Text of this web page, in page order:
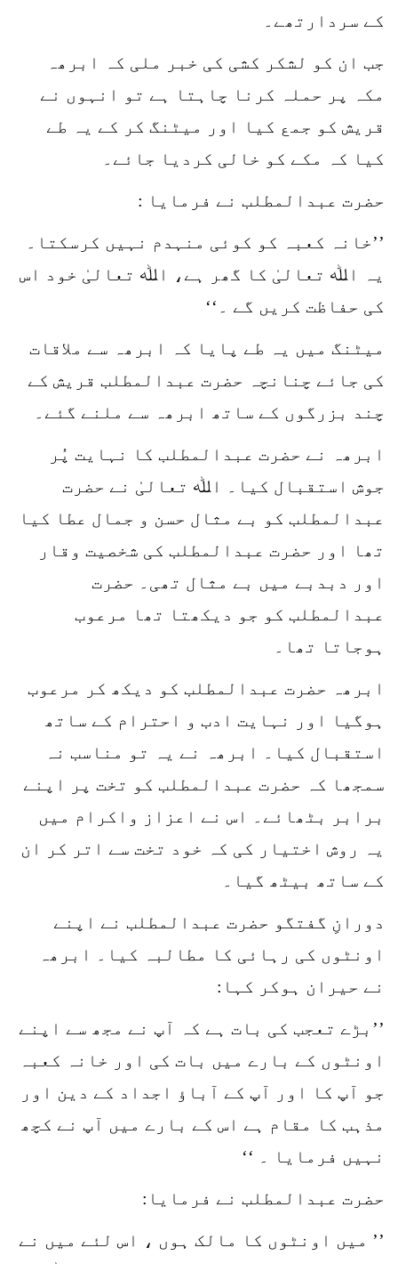
کے سردارتھے۔
جب ان کو لشکر کشی کی خبر ملی کہ ابرھہ
مکہ پر حملہ کرنا چاہتا ہے تو انہوں نے
قریش کو جمع کیا اور میٹنگ کر کے یہ طے
کیا کہ مکے کو خالی کردیا جائے۔
حضرت عبدالمطلب نے فرمایا :
’’خانہ کعبہ کو کوئی منہدم نہیں کرسکتا۔
یہ اﷲ تعالیٰ کا گھر ہے، اﷲ تعالیٰ خود اس
کی حفاظت کریں گے ۔‘‘
میٹنگ میں یہ طے پایا کہ ابرھہ سے ملاقات
کی جائے چنانچہ حضرت عبدالمطلب قریش کے
چند بزرگوں کے ساتھ ابرھہ سے ملنے گئے۔
ابرھہ نے حضرت عبدالمطلب کا نہایت پُر
جوش استقبال کیا۔ اﷲ تعالیٰ نے حضرت
عبدالمطلب کو بے مثال حسن و جمال عطا کیا
تھا اور حضرت عبدالمطلب کی شخصیت وقار
اور دبدبے میں بے مثال تھی۔ حضرت
عبدالمطلب کو جو دیکھتا تھا مرعوب
ہوجاتا تھا۔
ابرھہ حضرت عبدالمطلب کو دیکھ کر مرعوب
ہوگیا اور نہایت ادب و احترام کے ساتھ
استقبال کیا۔ ابرھہ نے یہ تو مناسب نہ
سمجھا کہ حضرت عبدالمطلب کو تخت پر اپنے
برابر بٹھائے۔ اس نے اعزاز واکرام میں
یہ روش اختیار کی کہ خود تخت سے اتر کر ان
کے ساتھ بیٹھ گیا۔
دورانِ گفتگو حضرت عبدالمطلب نے اپنے
اونٹوں کی رہائی کا مطالبہ کیا۔ ابرھہ
نے حیران ہوکر کہا:
’’بڑے تعجب کی بات ہے کہ آپ نے مجھ سے اپنے
اونٹوں کے بارے میں بات کی اور خانہ کعبہ
جو آپ کا اور آپ کے آباؤ اجداد کے دین اور
مذہب کا مقام ہے اس کے بارے میں آپ نے کچھ
نہیں فرمایا ۔ ‘‘
حضرت عبدالمطلب نے فرمایا:
’’ میں اونٹوں کا مالک ہوں ، اس لئے میں نے